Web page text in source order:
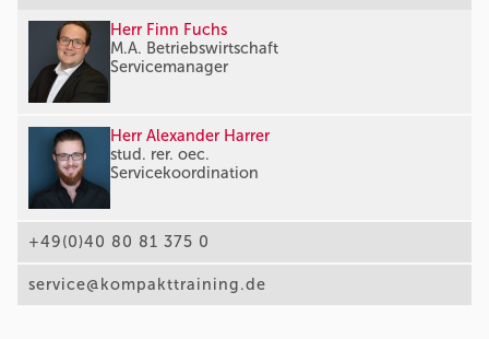
Herr Finn Fuchs
M.A. Betriebswirtschaft
Servicemanager
Herr Alexander Harrer
stud. rer. oec.
Servicekoordination
+49(0)40 80 81 375 0
service@kompakttraining.de